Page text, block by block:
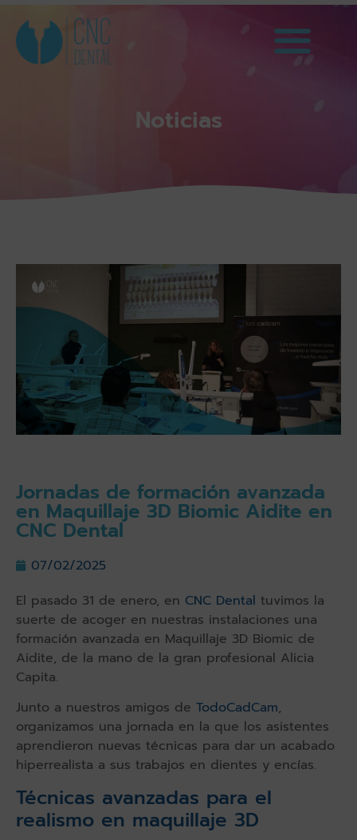
Noticias
Jornadas de formación avanzada
en Maquillaje 3D Biomic Aidite en
CNC Dental
07/02/2025
El pasado 31 de enero, en CNC Dental tuvimos la
suerte de acoger en nuestras instalaciones una
formación avanzada en Maquillaje 3D Biomic de
Aidite, de la mano de la gran profesional Alicia
Capita.
Junto a nuestros amigos de TodoCadCam,
organizamos una jornada en la que los asistentes
aprendieron nuevas técnicas para dar un acabado
hiperrealista a sus trabajos en dientes y encías.
Técnicas avanzadas para el
realismo en maquillaje 3D